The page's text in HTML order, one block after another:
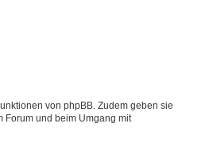
von phpBB. Zudem geben sie
Forum und beim Umgang mit